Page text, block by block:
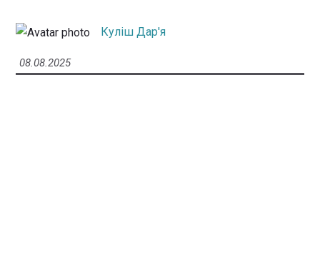
Куліш Дар'я
08.08.2025